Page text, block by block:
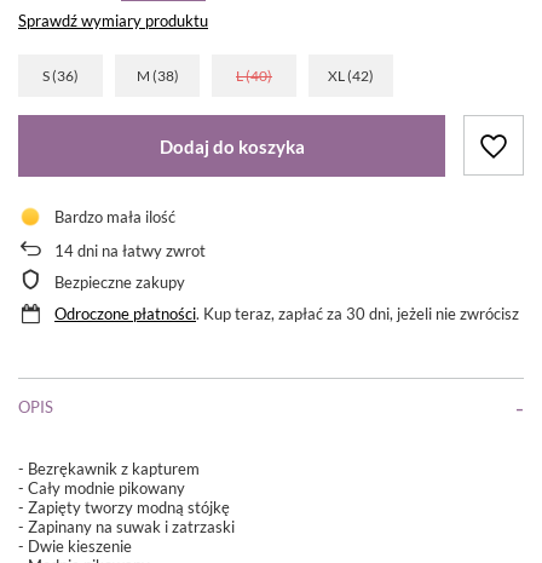
Sprawdź wymiary produktu
S (36) M (38) L (40) XL (42)
Dodaj do koszyka
Bardzo mała ilość
14dni na łatwy zwrot
Bezpieczne zakupy
Odroczone płatności. Kup teraz, zapłać za 30 dni, jeżeli nie zwrócisz
OPIS
- Bezrękawnik z kapturem
- Cały modnie pikowany
- Zapięty tworzy modną stójkę
- Zapinany na suwak i zatrzaski
- Dwie kieszenie